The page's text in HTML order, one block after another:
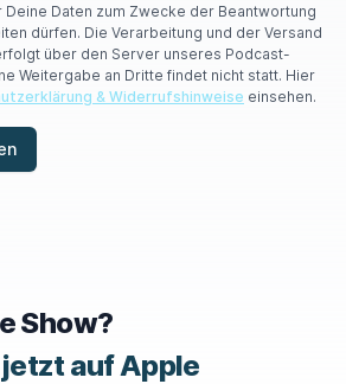
Daten zum Zwecke der Beantwortung
dürfen. Die Verarbeitung und der Versand
über den Server unseres Podcast-
Weitergabe an Dritte findet nicht statt. Hier
& Widerrufshinweise einsehen.
Show?
auf Apple